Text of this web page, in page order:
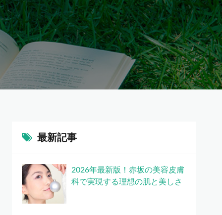
最新記事
2026年最新版！赤坂の美容皮膚
科で実現する理想の肌と美しさ